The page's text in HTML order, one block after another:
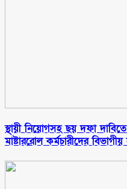
স্থায়ী নিয়োগসহ ছয় দফা
মাষ্টাররোল কর্মচারীদের